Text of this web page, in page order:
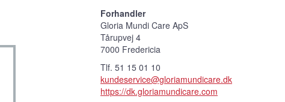
Forhandler
Gloria Mundi Care ApS
Tårupvej 4
7000 Fredericia
Tlf. 51 15 01 10
kundeservice@gloriamundicare.dk
https://dk.gloriamundicare.com